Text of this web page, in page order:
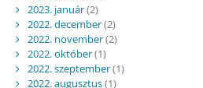
2023. január(2)
2022. december(2)
2022. november(2)
2022. október(1)
2022. szeptember(1)
2022. augusztus(1)